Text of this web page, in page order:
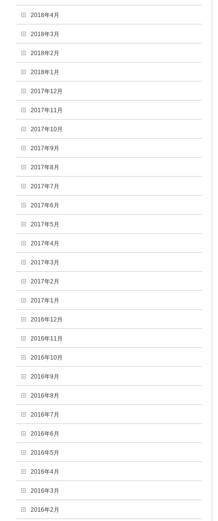
2018年4月
2018年3月
2018年2月
2018年1月
2017年12月
2017年11月
2017年10月
2017年9月
2017年8月
2017年7月
2017年6月
2017年5月
2017年4月
2017年3月
2017年2月
2017年1月
2016年12月
2016年11月
2016年10月
2016年9月
2016年8月
2016年7月
2016年6月
2016年5月
2016年4月
2016年3月
2016年2月